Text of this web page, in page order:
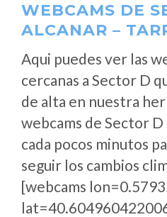
WEBCAMS DE
ALCANAR –
Aqui puedes ver las
cercanas a Sector D
de alta en nuestra
webcams de Sector
cada pocos minutos
seguir los cambios
[webcams